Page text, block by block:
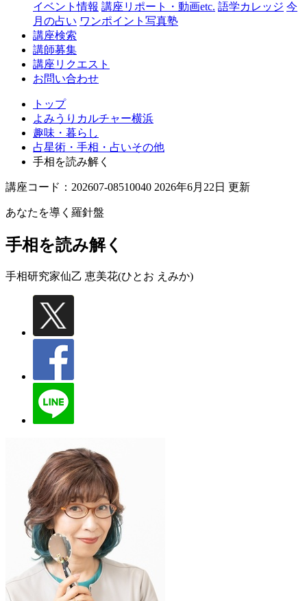
イベント情報 講座リポート・動画etc. 語学カレッジ 今
月の占い ワンポイント写真塾
講座検索
講師募集
講座リクエスト
お問い合わせ
トップ
よみうりカルチャー横浜
趣味・暮らし
占星術・手相・占いその他
手相を読み解く
講座コード：202607-08510040 2026年6月22日 更新
あなたを導く羅針盤
手相を読み解く
手相研究家仙乙 恵美花(ひとお えみか)